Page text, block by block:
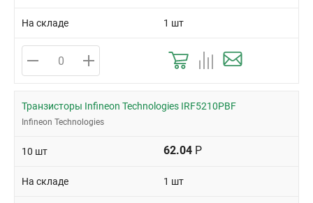
На складе 1 шт
Транзисторы Infineon Technologies IRF5210PBF
Infineon Technologies
10 шт 62.04 Р
На складе 1 шт